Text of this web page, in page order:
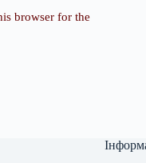
browser for the